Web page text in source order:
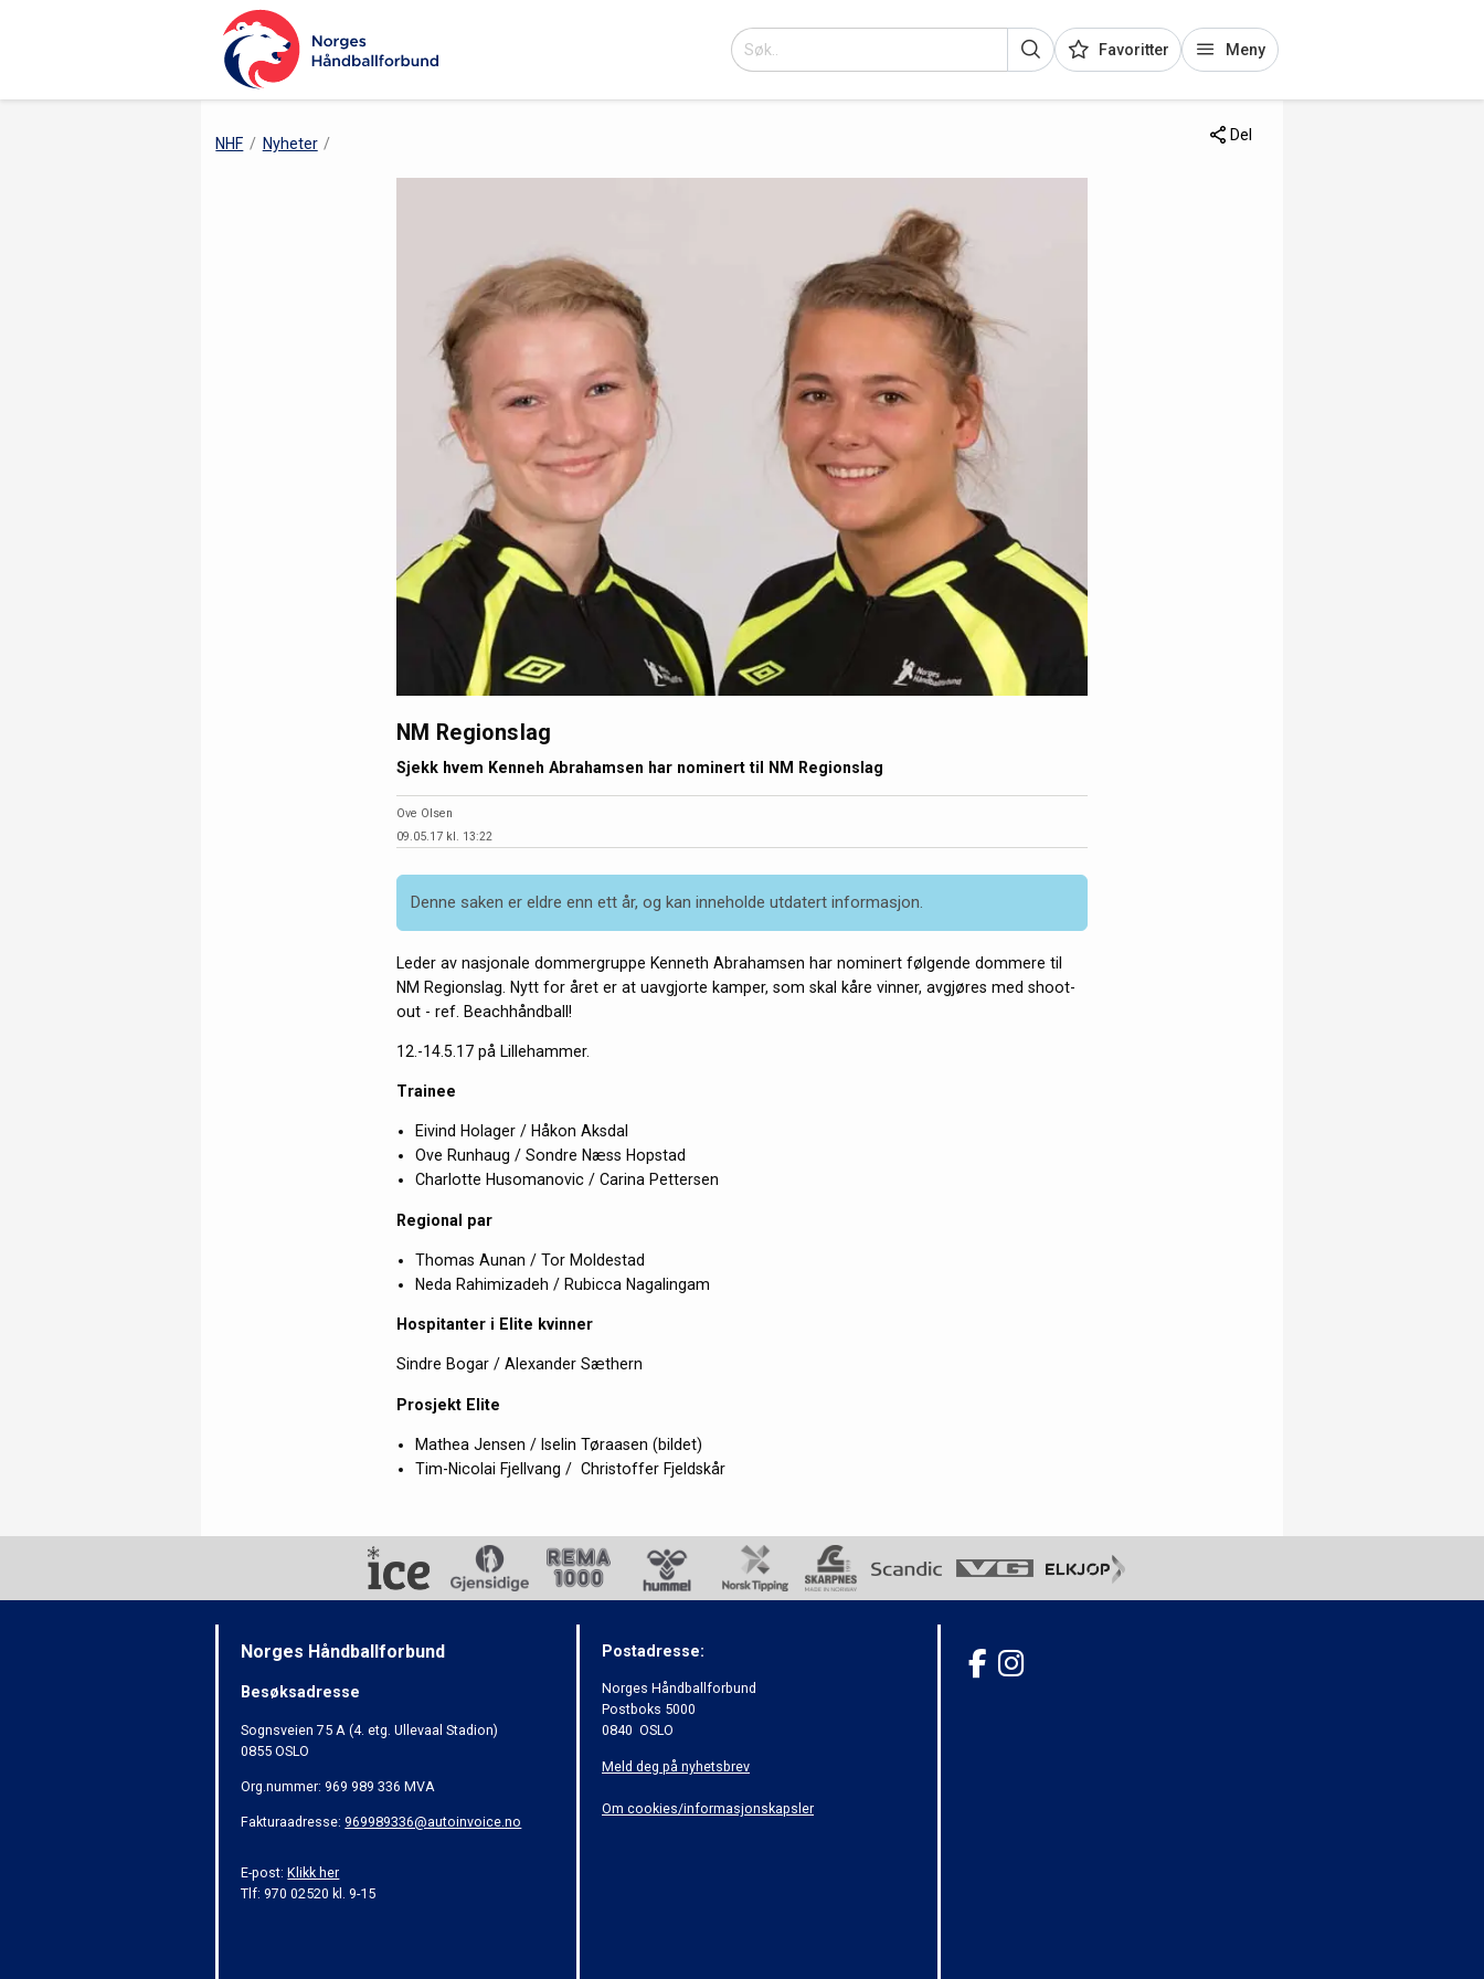
Favoritter Meny
NHF Nyheter Del
NM Regionslag
Sjekk hvem Kenneh Abrahamsen har nominert til NM Regionslag
Ove Olsen
09.05.17 kl. 13:22
Denne saken er eldre enn ett år, og kan inneholde utdatert informasjon.
Leder av nasjonale dommergruppe Kenneth Abrahamsen har nominert følgende dommere til
NM Regionslag. Nytt for året er at uavgjorte kamper, som skal kåre vinner, avgjøres med shoot-
out - ref. Beachhåndball!
12.-14.5.17 på Lillehammer.
Trainee
Eivind Holager / Håkon Aksdal
Ove Runhaug / Sondre Næss Hopstad
Charlotte Husomanovic / Carina Pettersen
Regional par
Thomas Aunan / Tor Moldestad
Neda Rahimizadeh / Rubicca Nagalingam
Hospitanter i Elite kvinner
Sindre Bogar / Alexander Sæthern
Prosjekt Elite
Mathea Jensen / Iselin Tøraasen (bildet)
Tim-Nicolai Fjellvang / Christoffer Fjeldskår
Norges Håndballforbund
Besøksadresse
Sognsveien 75 A (4. etg. Ullevaal Stadion)
0855 OSLO
Org.nummer: 969 989 336 MVA
Fakturaadresse:969989336@autoinvoice.no
E-post:Klikk her
Tlf: 970 02520 kl. 9-15
Postadresse:
Norges Håndballforbund
Postboks 5000
0840 OSLO
Meld deg på nyhetsbrev
Om cookies/informasjonskapsler